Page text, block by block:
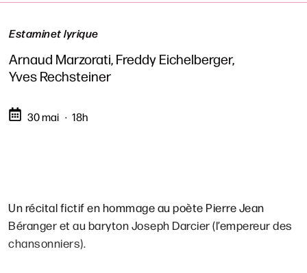
Estaminet lyrique
Arnaud Marzorati, Freddy Eichelberger,
Yves Rechsteiner
30 mai 18h
Un récital fictif en hommage au poète Pierre Jean
Béranger et au baryton Joseph Darcier (l’empereur des
chansonniers).